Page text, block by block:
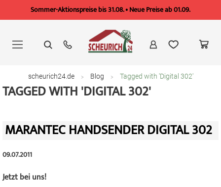
Sommer-Aktionspreise bis 31.08. • Neue Preise ab 01.09.
springen
scheurich24.de Blog Tagged with 'Digital 302'
TAGGED WITH 'DIGITAL 302'
MARANTEC HANDSENDER DIGITAL 302
09.07.2011
Jetzt bei uns!